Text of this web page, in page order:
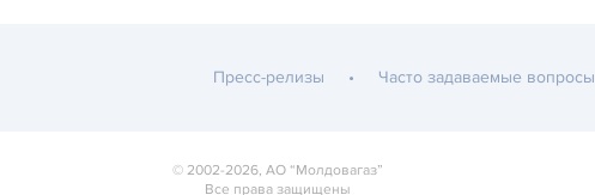
Пресс-релизы Часто задаваемые вопросы
© 2002-2026, АО “Молдовагаз”
Все права защищены